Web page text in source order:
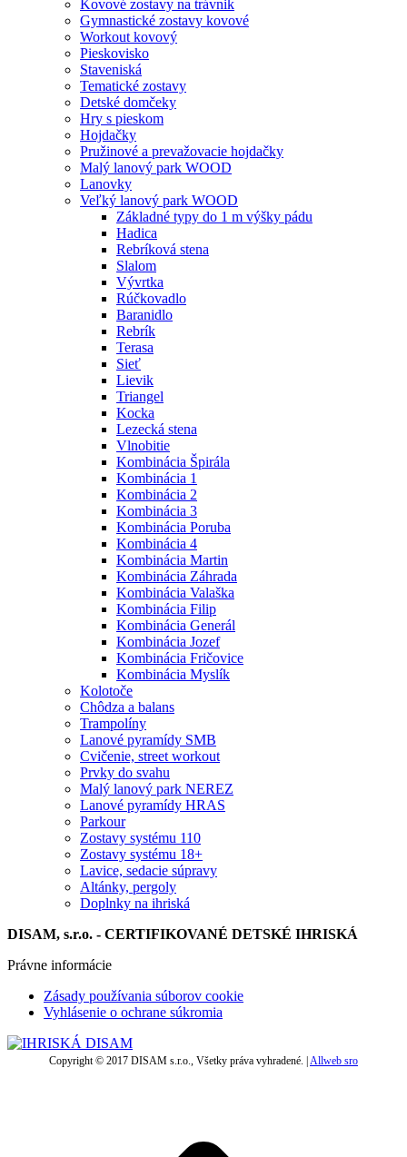
Kovové zostavy na trávnik
Gymnastické zostavy kovové
Workout kovový
Pieskovisko
Staveniská
Tematické zostavy
Detské domčeky
Hry s pieskom
Hojdačky
Pružinové a prevažovacie hojdačky
Malý lanový park WOOD
Lanovky
Veľký lanový park WOOD
Základné typy do 1 m výšky pádu
Hadica
Rebríková stena
Slalom
Vývrtka
Rúčkovadlo
Baranidlo
Rebrík
Terasa
Sieť
Lievik
Triangel
Kocka
Lezecká stena
Vlnobitie
Kombinácia Špirála
Kombinácia 1
Kombinácia 2
Kombinácia 3
Kombinácia Poruba
Kombinácia 4
Kombinácia Martin
Kombinácia Záhrada
Kombinácia Valaška
Kombinácia Filip
Kombinácia Generál
Kombinácia Jozef
Kombinácia Fričovice
Kombinácia Myslík
Kolotoče
Chôdza a balans
Trampolíny
Lanové pyramídy SMB
Cvičenie, street workout
Prvky do svahu
Malý lanový park NEREZ
Lanové pyramídy HRAS
Parkour
Zostavy systému 110
Zostavy systému 18+
Lavice, sedacie súpravy
Altánky, pergoly
Doplnky na ihriská
DISAM, s.r.o. - CERTIFIKOVANÉ DETSKÉ IHRISKÁ
Právne informácie
Zásady používania súborov cookie
Vyhlásenie o ochrane súkromia
Copyright © 2017 DISAM s.r.o., Všetky práva vyhradené. | Allweb sro